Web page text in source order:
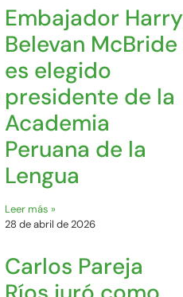
Embajador Harry
Belevan McBride
es elegido
presidente de la
Academia
Peruana de la
Lengua
Leer más »
28 de abril de 2026
Carlos Pareja